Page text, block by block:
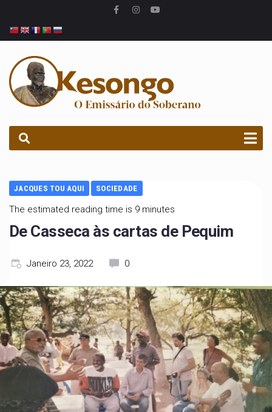
JACQUES TOU AQUI SOCIEDADE
The estimated reading time is 9 minutes
De Casseca às cartas de Pequim
Janeiro 23, 2022 0
PROCURAR